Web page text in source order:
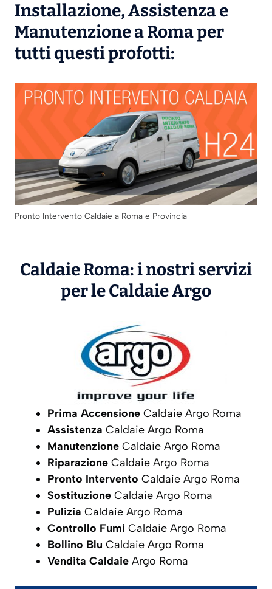
Installazione,Assistenzae
Manutenzionea Roma per
tutti questi profotti:
Pronto Intervento Caldaie a Roma e Provincia
Caldaie Roma: i nostri servizi
per le CaldaieArgo
Prima Accensione Caldaie Argo Roma
Assistenza Caldaie Argo Roma
Manutenzione Caldaie Argo Roma
Riparazione Caldaie Argo Roma
Pronto Intervento Caldaie Argo Roma
Sostituzione Caldaie Argo Roma
Pulizia Caldaie Argo Roma
Controllo Fumi Caldaie Argo Roma
Bollino Blu Caldaie Argo Roma
Vendita Caldaie Argo Roma